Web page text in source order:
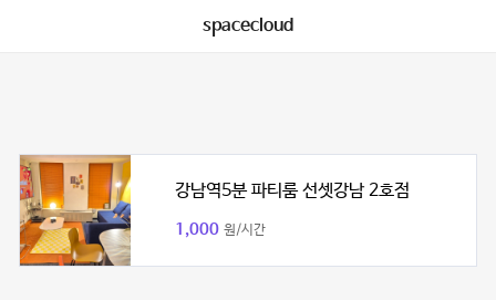
spacecloud
강남역5분 파티룸 선셋강남 2호점
1,000 원/시간